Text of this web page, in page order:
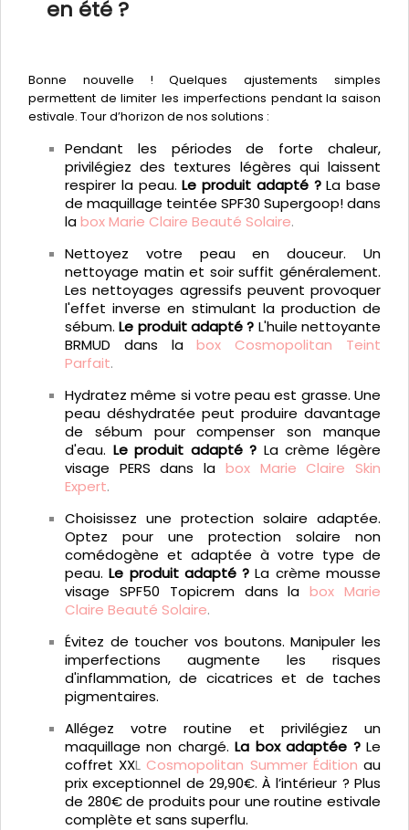
en été ?
Bonne nouvelle ! Quelques ajustements simples
permettent de limiter les imperfections pendant la saison
estivale. Tour d’horizon de nos solutions :
Pendant les périodes de forte chaleur,
privilégiez des textures légères qui laissent
respirer la peau.Le produit adapté ?La base
de maquillage teintée SPF30 Supergoop! dans
labox Marie Claire Beauté Solaire.
Nettoyez votre peau en douceur. Un
nettoyage matin et soir suffit généralement.
Les nettoyages agressifs peuvent provoquer
l'effet inverse en stimulant la production de
sébum.Le produit adapté ? L'huile nettoyante
BRMUD dans la
box Cosmopolitan Teint
Parfait.
Hydratez même si votre peau est grasse. Une
peau déshydratée peut produire davantage
de sébum pour compenser son manque
d'eau. Le produit adapté ? La crème légère
visage PERS dans la box Marie Claire Skin
Expert.
Choisissez une protection solaire adaptée.
Optez pour une protection solaire non
comédogène et adaptée à votre type de
peau.Le produit adapté ? La crème mousse
visage SPF50 Topicrem dans la box Marie
Claire Beauté Solaire.
Évitez de toucher vos boutons. Manipuler les
imperfections augmente les risques
d'inflammation, de cicatrices et de taches
pigmentaires.
Allégez votre routine et privilégiez un
maquillage non chargé.La box adaptée ?Le
coffret XXL Cosmopolitan Summer Édition au
prix exceptionnel de 29,90€. À l’intérieur ? Plus
de 280€ de produits pour une routine estivale
complète et sans superflu.